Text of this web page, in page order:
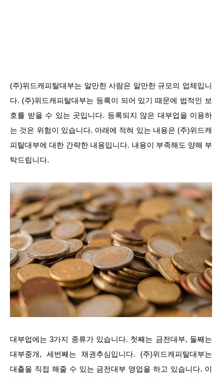
(주)위드캐피탈대부는 알만한 사람은 알만한 규모의 업체입니
다. (주)위드캐피탈대부는 등록이 되어 있기 때문에 법적인 보
호를 받을 수 있는 곳입니다. 등록되지 않은 대부업을 이용하
는 것은 위험이 있습니다. 아래에 적혀 있는 내용은 (주)위드캐
피탈대부에 대한 간략한 내용입니다. 내용이 부족해도 양해 부
탁드립니다.
대부업에는 3가지 종류가 있습니다. 첫째는 금전대부, 둘째는
대부중개, 세번째는 채권추심입니다. (주)위드캐피탈대부는
대출을 직접 해줄 수 있는 금전대부 영업을 하고 있습니다. 이